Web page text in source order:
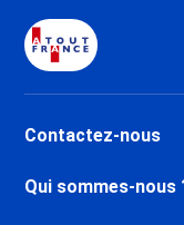
Contactez-nous
Qui sommes-nous